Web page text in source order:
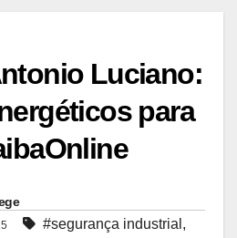
Luciano:
para
#segurança industrial ,